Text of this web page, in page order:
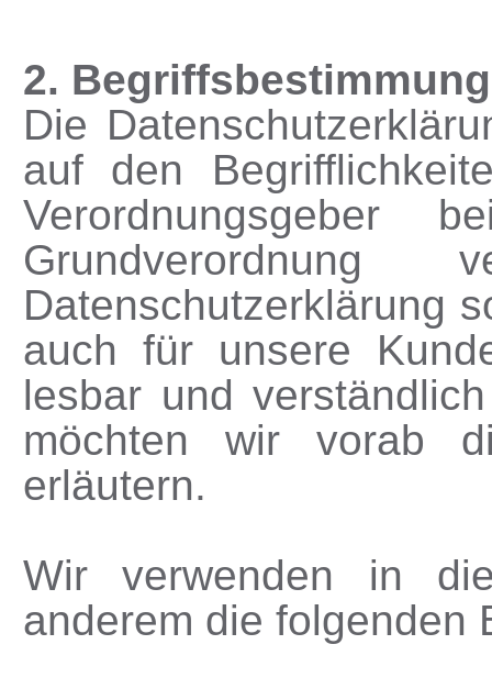
2.
Die
auf den
Verordnungsgeber
Grundverordnung
Datenschutzerklärung
auch für unsere
lesbar und
möchten wir vorab
erläutern.
Wir verwenden in
anderem die folgenden